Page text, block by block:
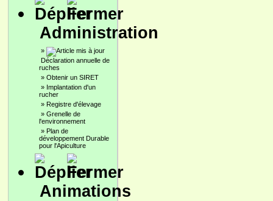
Administration
»
Déclaration annuelle de
ruches
» Obtenir un SIRET
» Implantation d'un
rucher
» Registre d'élevage
» Grenelle de
l'environnement
» Plan de
développement Durable
pour l'Apiculture
Animations